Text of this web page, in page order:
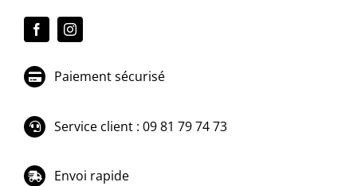
Paiement sécurisé
Service client : 09 81 79 74 73
Envoi rapide